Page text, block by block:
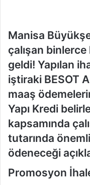
Manisa
çalışan
geldi! Yapılan
iştiraki BESOT
maaş
Yapı Kredi
kapsamında
tutarında
ödeneceği
Promosyon